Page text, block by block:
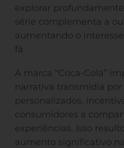
explorar
série complementa a
aumentando o
fã.
A marca “Coca-Cola”
narrativa transmídia
personalizados,
consumidores a
experiências. Isso
aumento significativo